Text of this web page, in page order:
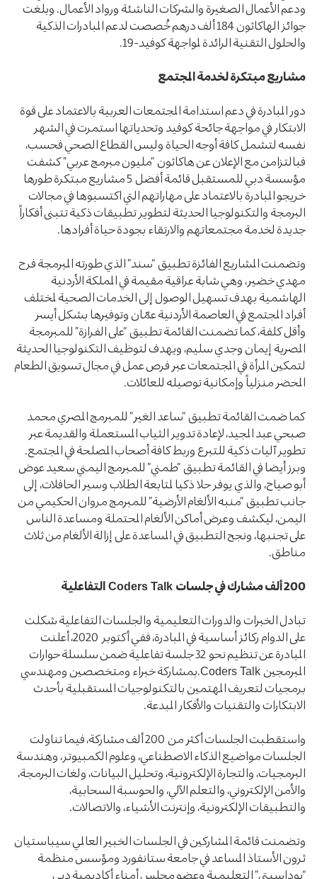
ودعم الأعمال الصغيرة والشركات الناشئة ورواد الأعمال. وبلغت
جوائز الهاكاثون 184 ألف درهم خُصصت لدعم المبادرات الذكية
والحلول التقنية الرائدة لمواجهة كوفيد-19.
مشاريع مبتكرة لخدمة المجتمع
دور المبادرة في دعم استدامة المجتمعات العربية بالاعتماد على قوة
الابتكار في مواجهة جائحة كوفيد وتحدياتها استمرت في الشهر
نفسه لتشمل كافة أوجه الحياة وليس القطاع الصحي فحسب،
فبالتزامن مع الإعلان عن هاكاثون “مليون مبرمج عربي” كشفت
مؤسسة دبي للمستقبل قائمة أفضل 5 مشاريع مبتكرة طورها
خريجو المبادرة بالاعتماد على مهاراتهم التي اكتسبوها في مجالات
البرمجة والتكنولوجيا الحديثة لتطوير تطبيقات ذكية تتبنى أفكاراً
جديدة لخدمة مجتمعاتهم والارتقاء بجودة حياة أفرادها.
وتضمنت المشاريع الفائزة تطبيق “سند” الذي طورته المبرمجة فرح
مهدي خضير، وهي شابة عراقية مقيمة في المملكة الأردنية
الهاشمية بهدف تسهيل الوصول إلى الخدمات الصحية لمختلف
أفراد المجتمع في العاصمة الأردنية عمّان وتوفيرها بشكل أيسر
وأقل كلفة، كما تضمنت القائمة تطبيق “على الفرازة” للمبرمجة
المصرية إيمان وجدي سليم، ويهدف لتوظيف التكنولوجيا الحديثة
لتمكين المرأة في المجتمعات عبر فرص عمل في مجال تسويق الطعام
المحضر منزلياً وإمكانية توصيله للعائلات.
كما ضمت القائمة تطبيق “ساعد الغير” للمبرمج المصري محمد
صبحي عبد المجيد، لإعادة تدوير الثياب المستعملة والقديمة عبر
تطوير آليات ذكية للتبرع وربط كافة أصحاب المصلحة في المجتمع.
وبرز أيضا في القائمة تطبيق “طمني” للمبرمج اليمني سعيد عوض
أبو صياح، والذي يوفر حلا ذكيا لمتابعة الطلاب وسير الحافلات، إلى
جانب تطبيق “منبه الألغام الأرضية” للمبرمج مروان الحكيمي من
اليمن، ليكشف وعرض أماكن الألغام المحتملة ومساعدة الناس
على تجنبها، ونجح التطبيق في المساعدة على إزالة الألغام من ثلاث
مناطق.
200ألف مشارك في جلسات التفاعلية
تبادل الخبرات والدورات التعليمية والجلسات التفاعلية شكلت
على الدوام ركائز أساسية في المبادرة، ففي أكتوبر 2020، أعلنت
المبادرة عن تنظيم نحو 32 جلسة تفاعلية ضمن سلسلة حوارات
المبرمجين Coders Talk.بمشاركة خبراء ومتخصصين ومهندسي
برمجيات لتعريف المهتمين بالتكنولوجيات المستقبلية بأحدث
الابتكارات والتقنيات والأفكار المبدعة.
واستقطبت الجلسات أكثر من 200 ألف مشاركة، فيما تناولت
الجلسات مواضيع الذكاء الاصطناعي، وعلوم الكمبيوتر، وهندسة
البرمجيات، والتجارة الإلكترونية، وتحليل البيانات، ولغات البرمجة،
والأمن الإلكتروني، والتعلم الآلي، والحوسبة السحابية،
والتطبيقات الإلكترونية، وإنترنت الأشياء، والاتصالات.
وتضمنت قائمة المشاركين في الجلسات الخبير العالمي سيباستيان
ثرون الأستاذ المساعد في جامعة ستانفورد ومؤسس منظمة
“يوداسيتي” التعليمية وعضو مجلس أمناء أكاديمية دبي